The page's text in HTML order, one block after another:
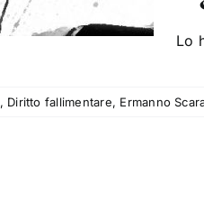
Lo
, Diritto fallimentare, Ermanno